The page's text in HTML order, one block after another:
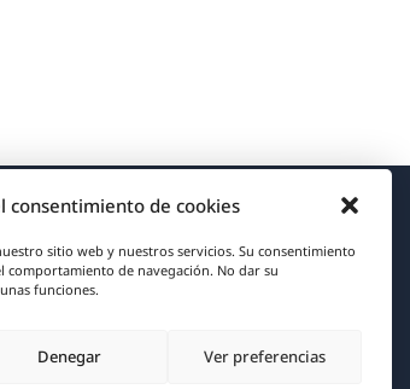
consentimiento de cookies
sitio web y nuestros servicios. Su consentimiento
comportamiento de navegación. No dar su
funciones.
Denegar Ver preferencias
Acerca de WPML
Política de Privacidad
abre